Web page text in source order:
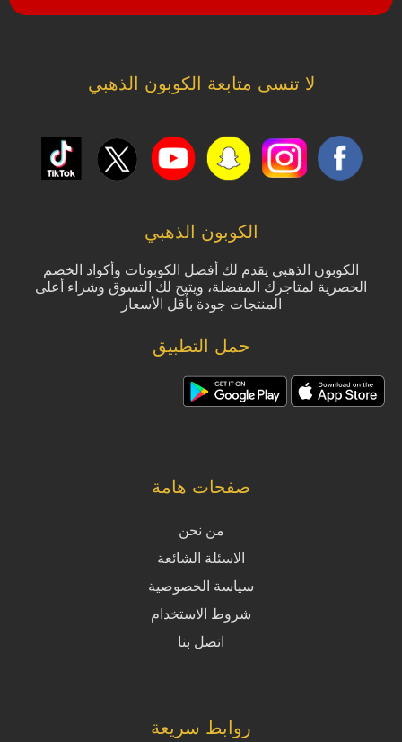
لا تنسى متابعة الكوبون الذهبي
الكوبون الذهبي
الكوبون الذهبي يقدم لك أفضل الكوبونات وأكواد الخصم
الحصرية لمتاجرك المفضلة، ويتيح لك التسوق وشراء أعلى
المنتجات جودة بأقل الأسعار
حمل التطبيق
صفحات هامة
من نحن
الاسئلة الشائعة
سياسة الخصوصية
شروط الاستخدام
اتصل بنا
روابط سريعة